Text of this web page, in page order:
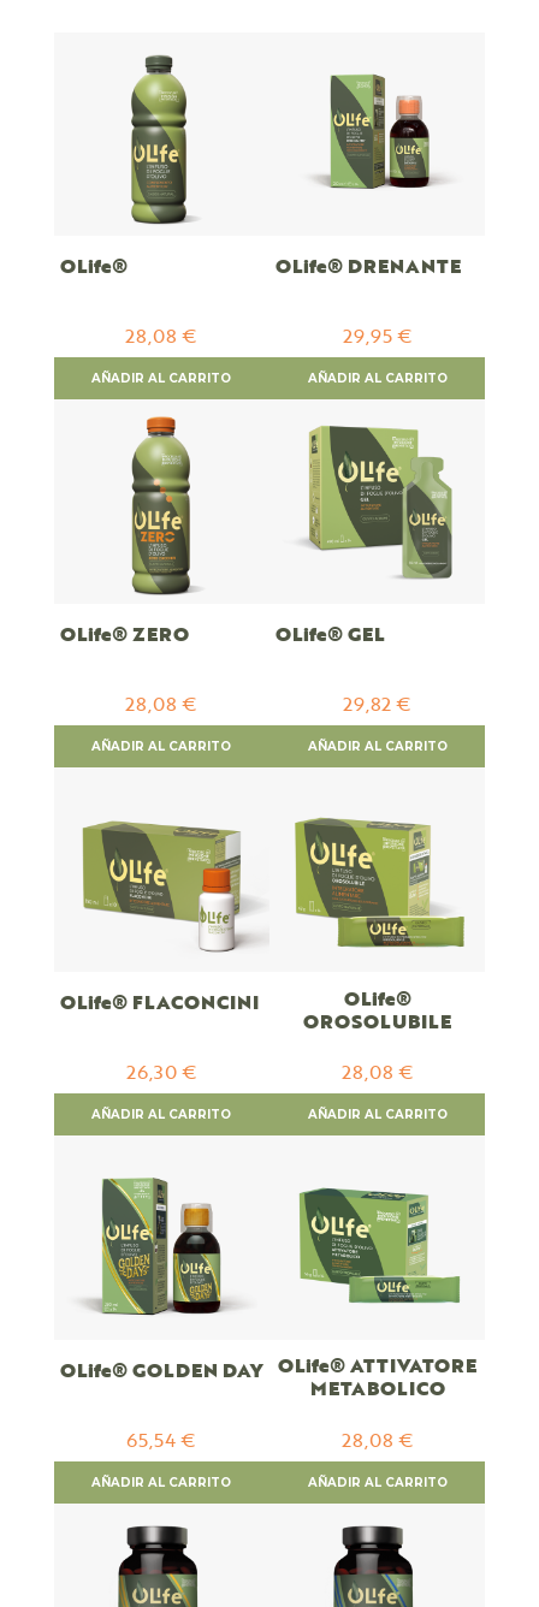
OLife®
28,08 €
AÑADIR AL CARRITO
OLife® DRENANTE
29,95 €
AÑADIR AL CARRITO
OLife® ZERO
28,08 €
AÑADIR AL CARRITO
OLife® GEL
29,82 €
AÑADIR AL CARRITO
OLife® FLACONCINI
26,30 €
AÑADIR AL CARRITO
OLife®
OROSOLUBILE
28,08 €
AÑADIR AL CARRITO
OLife® GOLDEN DAY
65,54 €
AÑADIR AL CARRITO
OLife® ATTIVATORE
METABOLICO
28,08 €
AÑADIR AL CARRITO